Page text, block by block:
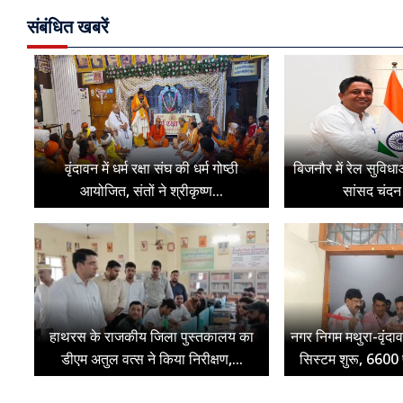
संबंधित खबरें
वृंदावन में धर्म रक्षा संघ की धर्म गोष्ठी
आयोजित, संतों ने श्रीकृष्ण...
बिजनौर में रेल
सांसद चंदन
हाथरस के राजकीय जिला पुस्तकालय का
डीएम अतुल वत्स ने किया निरीक्षण,...
नगर निगम मथुरा-
सिस्टम शुरू, 6600